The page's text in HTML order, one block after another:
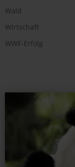
Wald
Wirtschaft
WWF-Erfolg